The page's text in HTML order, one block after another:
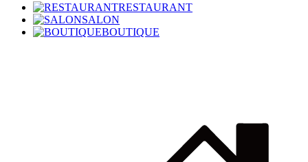
RESTAURANT
SALON
BOUTIQUE